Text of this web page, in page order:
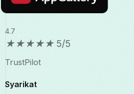
4.7
★★★★★ 5/5
TrustPilot
Syarikat